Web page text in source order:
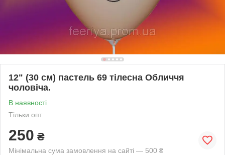
12" (30 см) пастель 69 тілесна Обличчя
чоловіча.
В наявності
Тільки опт
250 ₴
Мінімальна сума замовлення на сайті — 500 ₴